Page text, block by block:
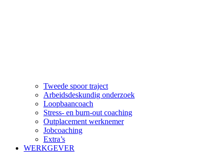
Tweede spoor traject
Arbeidsdeskundig onderzoek
Loopbaancoach
Stress- en burn-out coaching
Outplacement werknemer
Jobcoaching
Extra’s
WERKGEVER